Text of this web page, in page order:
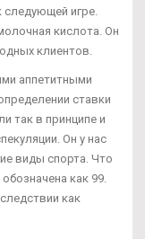
игре.
кислота. Он
клиентов.
аппетитными
ставки
так в принципе и
Он у нас
виды спорта. Что
как 99.
как